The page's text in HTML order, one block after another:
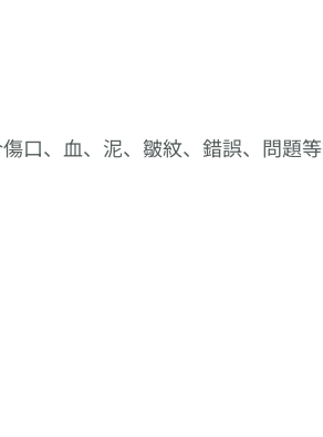
口、血、泥、皺紋、錯誤、問題